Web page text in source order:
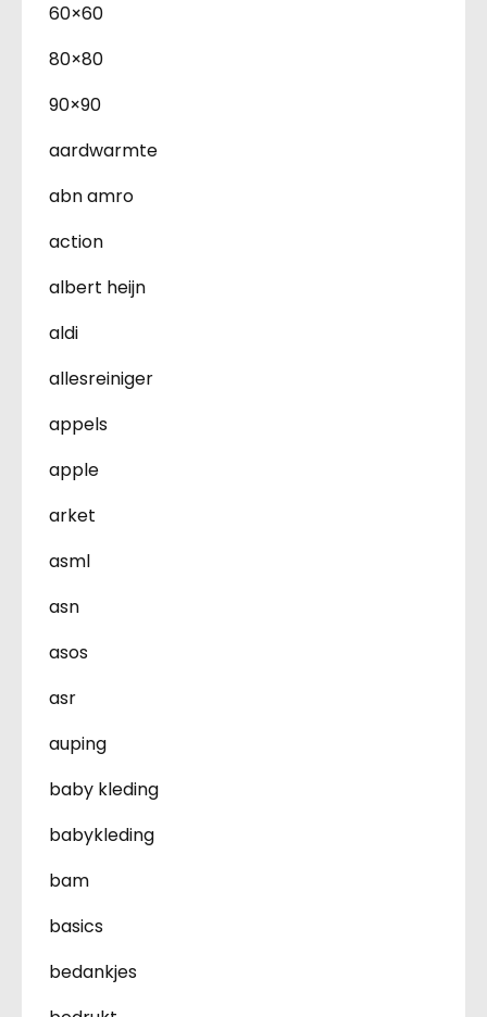
60×60
80×80
90×90
aardwarmte
abn amro
action
albert heijn
aldi
allesreiniger
appels
apple
arket
asml
asn
asos
asr
auping
baby kleding
babykleding
bam
basics
bedankjes